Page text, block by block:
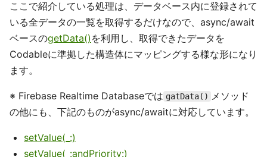
ここで紹介している処理は、データベース内に登録されて
いる全データの一覧を取得するだけなので、async/await
ベースのgetData() を利用し、取得できたデータを
Codableに準拠した構造体にマッピングする様な形になり
ます。
※ Firebase Realtime Databaseでは gatData()
メソッド
の他にも、下記のものがasync/awaitに対応しています。
setValue(_:)
setValue(_:andPriority:)